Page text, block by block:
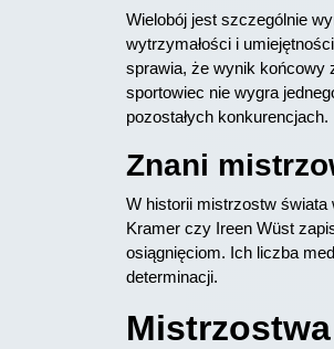
Wielobój jest szczególnie
wytrzymałości i
sprawia, że wynik końcowy
sportowiec nie wygra
pozostałych konkurencjach.
Znani
W historii mistrzostw świata
Kramer czy Ireen Wüst
osiągnięciom. Ich liczba
determinacji.